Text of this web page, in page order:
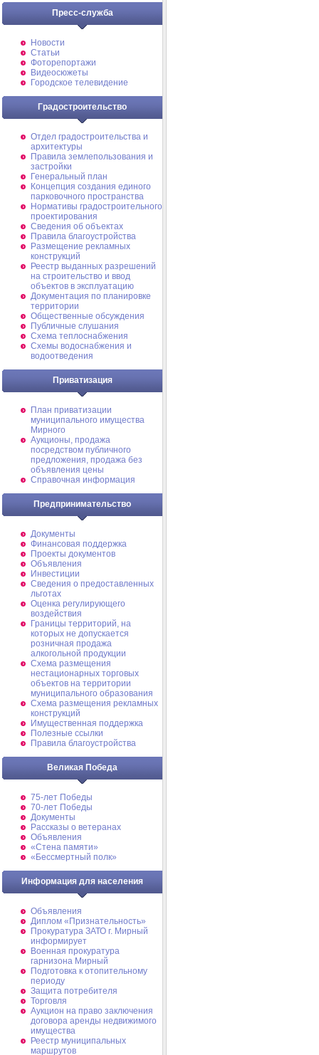
Пресс-служба
Новости
Статьи
Фоторепортажи
Видеосюжеты
Городское телевидение
Градостроительство
Отдел градостроительства и
архитектуры
Правила землепользования и
застройки
Генеральный план
Концепция создания единого
парковочного пространства
Нормативы градостроительного
проектирования
Сведения об объектах
Правила благоустройства
Размещение рекламных
конструкций
Реестр выданных разрешений
на строительство и ввод
объектов в эксплуатацию
Документация по планировке
территории
Общественные обсуждения
Публичные слушания
Схема теплоснабжения
Схемы водоснабжения и
водоотведения
Приватизация
План приватизации
муниципального имущества
Мирного
Аукционы, продажа
посредством публичного
предложения, продажа без
объявления цены
Справочная информация
Предпринимательство
Документы
Финансовая поддержка
Проекты документов
Объявления
Инвестиции
Сведения о предоставленных
льготах
Оценка регулирующего
воздействия
Границы территорий, на
которых не допускается
розничная продажа
алкогольной продукции
Схема размещения
нестационарных торговых
объектов на территории
муниципального образования
Схема размещения рекламных
конструкций
Имущественная поддержка
Полезные ссылки
Правила благоустройства
Великая Победа
75-лет Победы
70-лет Победы
Документы
Рассказы о ветеранах
Объявления
«Стена памяти»
«Бессмертный полк»
Информация для населения
Объявления
Диплом «Признательность»
Прокуратура ЗАТО г. Мирный
информирует
Военная прокуратура
гарнизона Мирный
Подготовка к отопительному
периоду
Защита потребителя
Торговля
Аукцион на право заключения
договора аренды недвижимого
имущества
Реестр муниципальных
маршрутов